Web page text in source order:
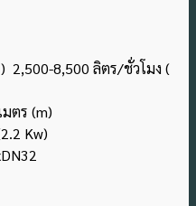
2,500-8,500 ลิตร/ชั่วโมง (
ตร (m)
Kw)